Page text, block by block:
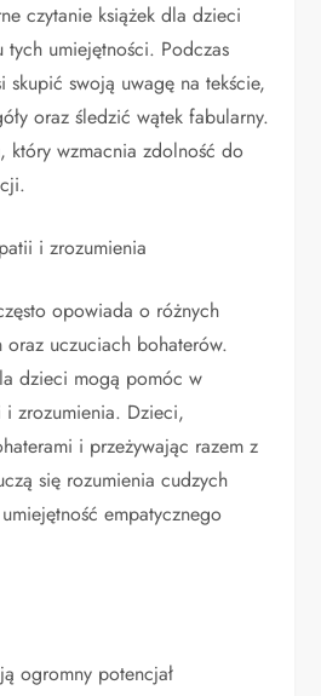
czytanie książek dla dzieci
umiejętności. Podczas
skupić swoją uwagę na tekście,
oraz śledzić wątek fabularny.
który wzmacnia zdolność do
i zrozumienia
opowiada o różnych
oraz uczuciach bohaterów.
dzieci mogą pomóc w
i zrozumienia. Dzieci,
i przeżywając razem z
się rozumienia cudzych
empatycznego
ogromny potencjał